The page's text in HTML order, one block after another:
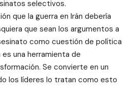
selectivos.
que la guerra en Irán debería
que sean los argumentos a
como cuestión de política
una herramienta de
Se convierte en un
los líderes lo tratan como esto